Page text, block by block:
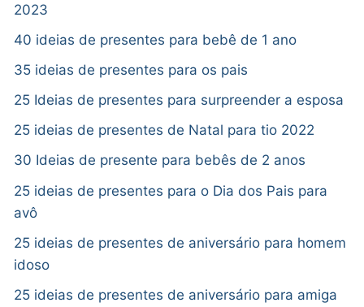
2023
40 ideias de presentes para bebê de 1 ano
35 ideias de presentes para os pais
25 Ideias de presentes para surpreender a esposa
25 ideias de presentes de Natal para tio 2022
30 Ideias de presente para bebês de 2 anos
25 ideias de presentes para o Dia dos Pais para
avô
25 ideias de presentes de aniversário para homem
idoso
25 ideias de presentes de aniversário para amiga